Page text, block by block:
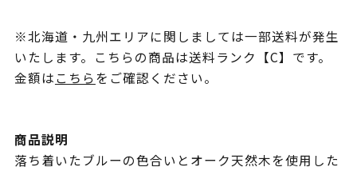
※北海道・九州エリアに関しましては一部送料が発生
いたします。こちらの商品は送料ランク【C】です。
金額はこちらをご確認ください。
商品説明
落ち着いたブルーの色合いとオーク天然木を使用した